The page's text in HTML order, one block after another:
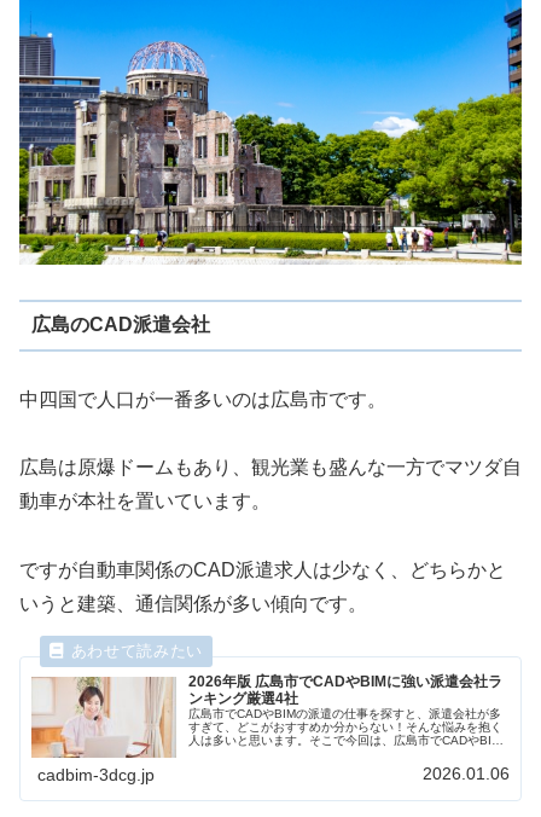
広島のCAD派遣会社
中四国で人口が一番多いのは広島市です。
広島は原爆ドームもあり、観光業も盛んな一方でマツダ自
動車が本社を置いています。
ですが自動車関係のCAD派遣求人は少なく、どちらかと
いうと建築、通信関係が多い傾向です。
2026年版 広島市でCADやBIMに強い派遣会社ラ
ンキング厳選4社
広島市でCADやBIMの派遣の仕事を探すと、派遣会社が多
すぎて、どこがおすすめか分からない！そんな悩みを抱く
人は多いと思います。そこで今回は、広島市でCADやBIM
キルアップ支援制度、働きやすさなどを比較しながらラン
cadbim-3dcg.jp 2026.01.06